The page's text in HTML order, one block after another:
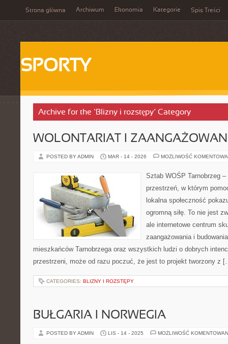
Strona główna Archiwum Ekonomia Kategorie Spis Treści
SPORTY
Archive for the ‘Blizny i rozstępy’ Category
WOLONTARIAT I
POSTED BY ADMIN MAR - 14 - 2026 MOŻLIWOŚĆ
Sztab WOŚP Tarnobrzeg
przestrzeń, w którym
lokalna społeczność
ogromną siłę. To nie jest
ale internetowe centrum
zaangażowania i
mieszkańców Tarnobrzega oraz wszystkich ludzi o dobrych
przestrzeni, może od razu poczuć, że jest to projekt tworzony z
CATEGORIES: BLIZNY I ROZSTĘPY
BUŁGARIA I NORWEGIA
POSTED BY ADMIN LIS - 14 - 2025 MOŻLIWOŚĆ